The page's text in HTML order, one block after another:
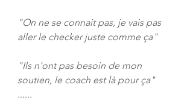
"On ne se connait pas, je vais pas
aller le checker juste comme ça"
"Ils n'ont pas besoin de mon
soutien, le coach est là pour ça"
......